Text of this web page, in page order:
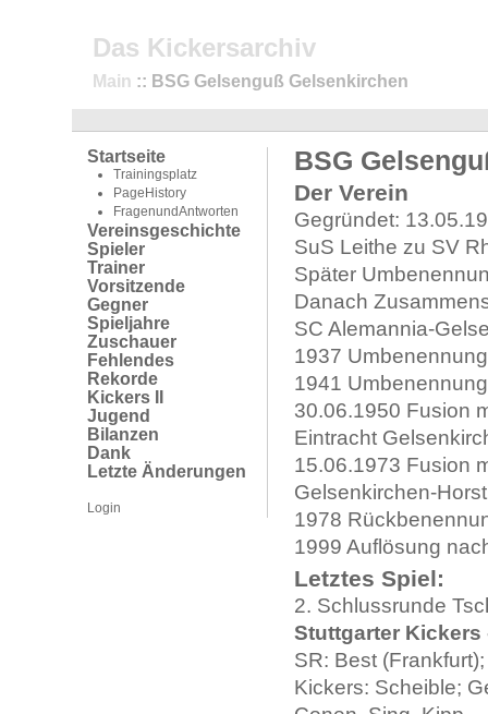
Das Kickersarchiv
Main :: BSG Gelsenguß Gelsenkirchen
Startseite
Trainingsplatz
PageHistory
FragenundAntworten
Vereinsgeschichte
Spieler
Trainer
Vorsitzende
Gegner
Spieljahre
Zuschauer
Fehlendes
Rekorde
Kickers II
Jugend
Bilanzen
Dank
Letzte Änderungen
Login
BSG
Der Verein
Gegründet:
SuS Leithe zu SV
Später
Danach
SC Alemannia-
1937
1941
30.06.1950 Fusion
Eintracht
15.06.1973 Fusion
Gelsenkirchen-Horst
1978
1999 Auflösung
Letztes Spiel:
2. Schlussrunde
Stuttgarter Kickers
SR: Best
Kickers: Scheible;